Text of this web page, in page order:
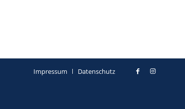
Impressum Datenschutz